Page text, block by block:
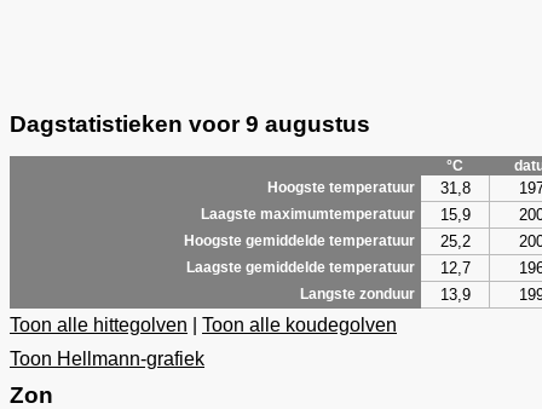
Dagstatistieken voor 9 augustus
°C
Hoogste temperatuur
31,8
Laagste maximumtemperatuur 15,9
Hoogste gemiddelde temperatuur 25,2
Laagste gemiddelde temperatuur 12,7
Langste zonduur 13,9
Toon alle hittegolven
Toon alle koudegolven
Toon Hellmann-grafiek
Zon